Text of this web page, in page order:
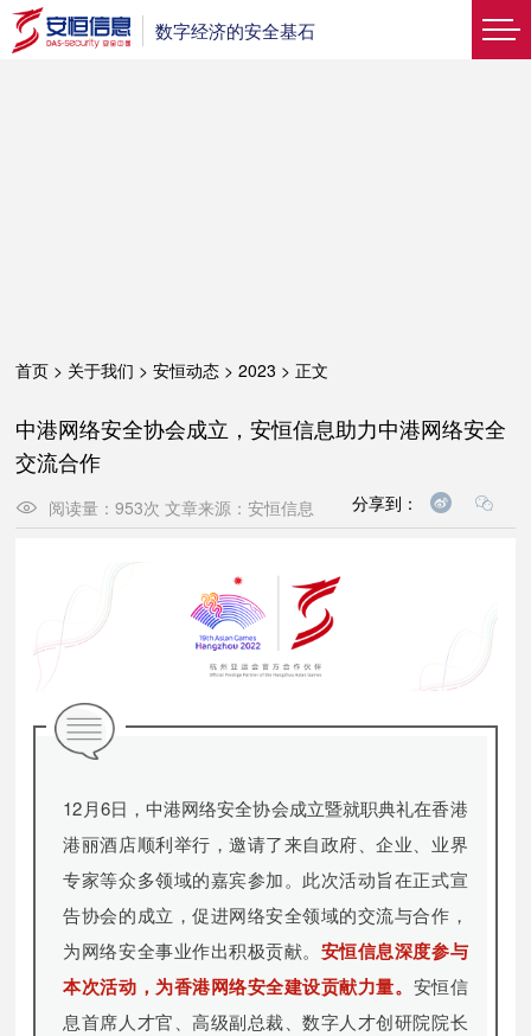
数字经济的安全基石
首页 > 关于我们 >安恒动态 >2023 >正文
中港网络安全协会成立，安恒信息助力中港网络安全
交流合作
阅读量：953次文章来源：安恒信息 分享到：
12月6日，中港网络安全协会成立暨就职典礼在香港
港丽酒店顺利举行，邀请了来自政府、企业、业界
专家等众多领域的嘉宾参加。此次活动旨在正式宣
告协会的成立，促进网络安全领域的交流与合作，
为网络安全事业作出积极贡献。 安恒信息深度参与
本次活动，为香港网络安全建设贡献力量。 安恒信
息首席人才官、高级副总裁、数字人才创研院院长